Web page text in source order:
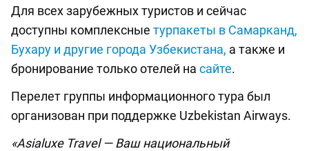
Для всех зарубежных туристов и сейчас
доступны комплексные турпакеты в Самарканд,
Бухару и другие города Узбекистана, а также и
бронирование только отелей на сайте.
Перелет группы информационного тура был
организован при поддержке Uzbekistan Airways.
«Asialuxe Travel — Ваш национальный